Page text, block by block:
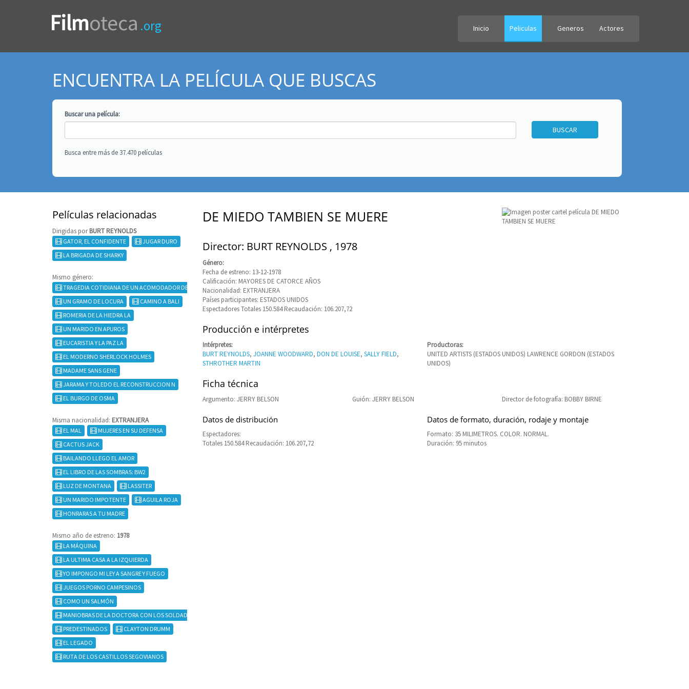
Filmoteca .org Inicio Peliculas Generos Actores
ENCUENTRA LA PELÍCULA QUE BUSCAS
Buscar unapelícula:
Busca entre más de 37.470 películas
Películas relacionadas
Dirigidas porBURT REYNOLDS
GATOR, EL CONFIDENTE
JUGAR DURO
LA BRIGADA DE SHARKY
Mismo género:
TRAGEDIA COTIDIANA DE UN ACOMODADOR DE C
UN GRAMO DE LOCURA
CAMINO A BALI
ROMERIA DE LA HIEDRA LA
UN MARIDO EN APUROS
EUCARISTIA Y LA PAZ LA
EL MODERNO SHERLOCK HOLMES
MADAME SANS GENE
JARAMA Y TOLEDO EL RECONSTRUCCION N
EL BURGO DE OSMA
Misma nacionalidad: EXTRANJERA
EL MAL
MUJERES EN SU DEFENSA
CACTUS JACK
BAILANDO LLEGO EL AMOR
EL LIBRO DE LAS SOMBRAS: BW2
LUZ DE MONTANA
LASSITER
UN MARIDO IMPOTENTE
AGUILA ROJA
HONRARAS A TU MADRE
Mismo año de estreno: 1978
LA MÁQUINA
LA ULTIMA CASA A LA IZQUIERDA
YO IMPONGO MI LEY A SANGRE Y FUEGO
JUEGOS PORNO CAMPESINOS
COMO UN SALMÓN
MANIOBRAS DE LA DOCTORA CON LOS SOLDADOS
PREDESTINADOS
CLAYTON DRUMM
EL LEGADO
RUTA DE LOS CASTILLOS SEGOVIANOS
DE MIEDO TAMBIEN SE MUERE
Director: BURT REYNOLDS , 1978
Género:
Fecha de estreno: 13-12-1978
Calificación: MAYORES DE CATORCE AÑOS
Nacionalidad: EXTRANJERA
Países participantes: ESTADOS UNIDOS
Espectadores Totales 150.584 Recaudación: 106.207,72
Producción e intérpretes
Intérpretes:
BURT REYNOLDS, JOANNE WOODWARD, DON DE LOUISE, SALLY FIELD,
STHROTHER MARTIN
Productoras:
UNITED ARTISTS (ESTADOS UNIDOS) LAWRENCE GORDON (ESTADOS
UNIDOS)
Ficha técnica
Argumento: JERRY BELSON Guión: JERRY BELSON Director de fotografía: BOBBY BIRNE
Datos de distribución
Espectadores:
Totales 150.584 Recaudación: 106.207,72
Datos de formato, duración, rodaje y montaje
Formato: 35 MILIMETROS. COLOR. NORMAL.
Duración: 95 minutos